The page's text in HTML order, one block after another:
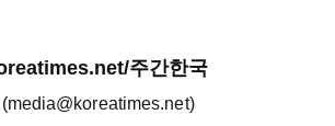
주간한국